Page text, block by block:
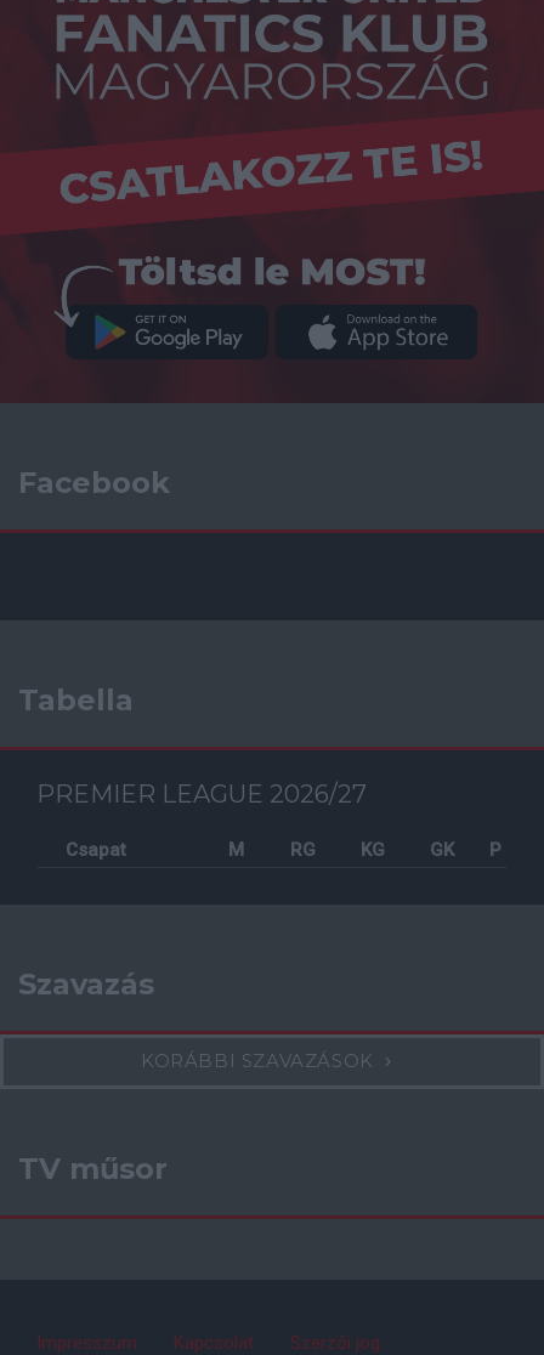
Facebook
Tabella
PREMIER LEAGUE 2026/27
Csapat M RG KG GK P
Szavazás
KORÁBBI SZAVAZÁSOK
TV műsor
Impresszum Kapcsolat Szerzői jog